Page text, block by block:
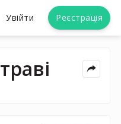
Увійти Реєстрація